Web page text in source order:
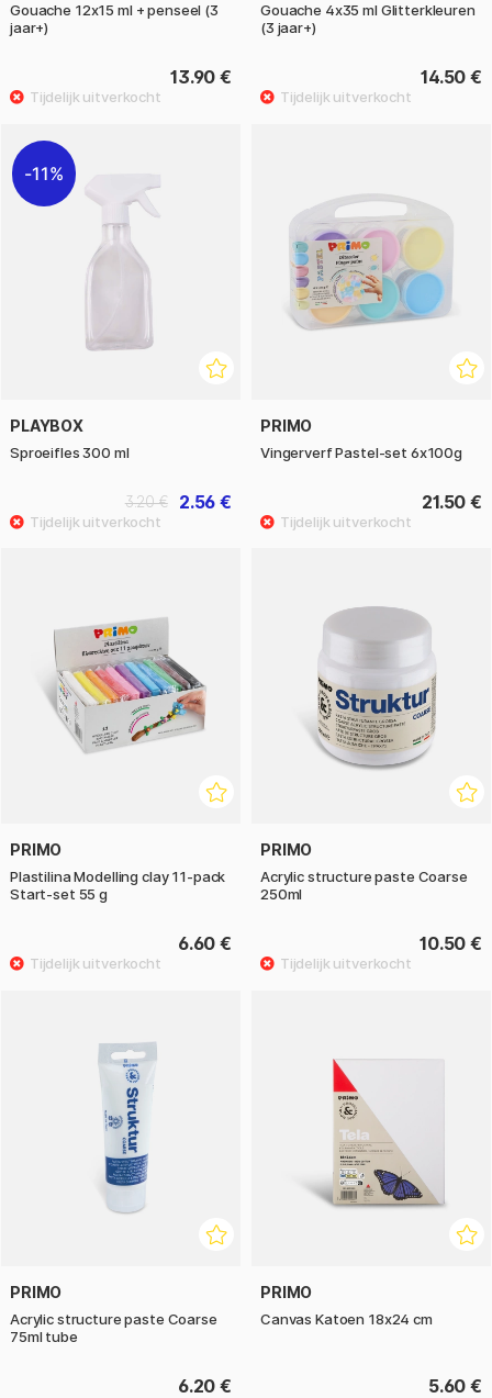
Gouache 12x15 ml + penseel (3
jaar+)
13.90 €
Gouache 4x35 ml Glitterkleuren
(3 jaar+)
14.50 €
11%
PLAYBOX
Sproeifles 300 ml
2.56 €
3.20 €
PRIMO
Vingerverf Pastel-set 6x100g
21.50 €
PRIMO
Plastilina Modelling clay 11-pack
Start-set 55 g
6.60 €
PRIMO
Acrylic structure paste Coarse
250ml
10.50 €
PRIMO
Acrylic structure paste Coarse
75ml tube
6.20 €
PRIMO
Canvas Katoen 18x24 cm
5.60 €